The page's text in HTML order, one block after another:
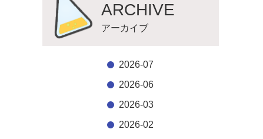
ARCHIVE
アーカイブ
2026-07
2026-06
2026-03
2026-02